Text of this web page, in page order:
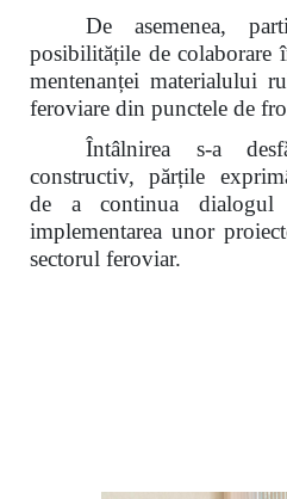
De asemenea,
posibilitățile de colaborare
mentenanței materialului
feroviare din punctele de
Întâlnirea s-a
constructiv, părțile
de a continua dialogul
implementarea unor
sectorul feroviar.